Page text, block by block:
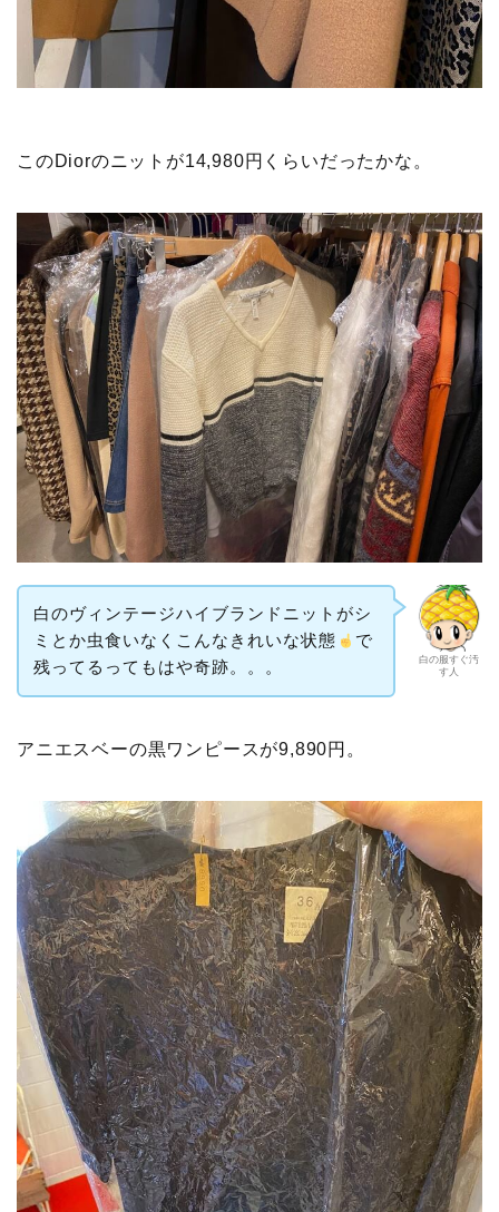
このDiorのニットが14,980円くらいだったかな。
白の服すぐ汚
す人
白のヴィンテージハイブランドニットがシ
ミとか虫食いなくこんなきれいな状態
で
残ってるってもはや奇跡。。。
アニエスベーの黒ワンピースが9,890円。